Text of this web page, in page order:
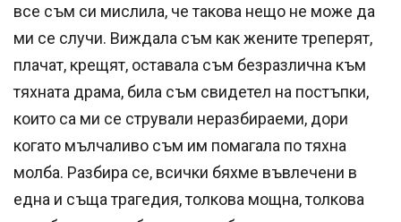
все съм си мислила, че такова нещо не може да
ми се случи. Виждала съм как жените треперят,
плачат, крещят, оставала съм безразлична към
тяхната драма, била съм свидетел на постъпки,
които са ми се стрували неразбираеми, дори
когато мълчаливо съм им помагала по тяхна
молба. Разбира се, всички бяхме въвлечени в
една и съща трагедия, толкова мощна, толкова